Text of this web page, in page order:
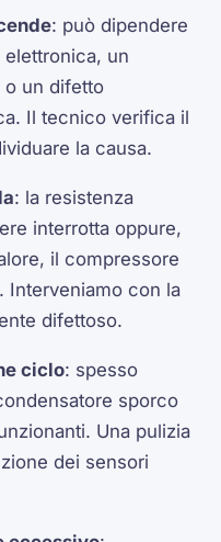
: può dipendere
elettronica, un
o un difetto
Il tecnico verifica il
la causa.
: la resistenza
interrotta oppure,
il compressore
Interveniamo con la
difettoso.
ciclo: spesso
sporco
Una pulizia
dei sensori